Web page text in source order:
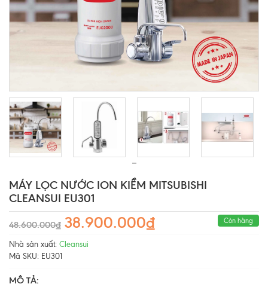
MÁY LỌC NƯỚC ION KIỀM MITSUBISHI
CLEANSUI EU301
48.600.000₫ 38.900.000₫ Còn hàng
Nhà sản xuất: Cleansui
Mã SKU: EU301
MÔ TẢ: